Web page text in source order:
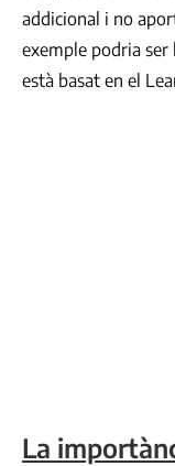
addicional i no
exemple podria
està basat en el
La